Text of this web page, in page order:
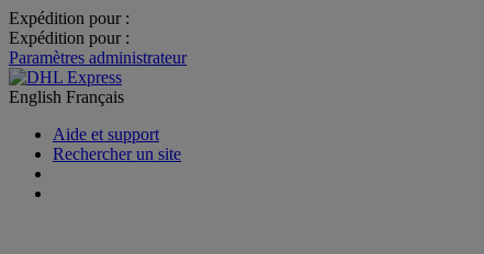
Expédition pour :
Expédition pour :
Paramètres administrateur
English Français
Aide et support
Rechercher un site